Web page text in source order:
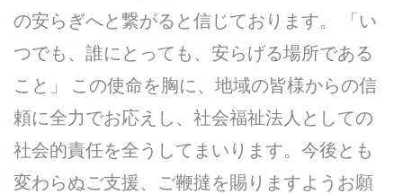
の安らぎへと繋がると信じております。 「い
つでも、誰にとっても、安らげる場所である
こと」 この使命を胸に、地域の皆様からの信
頼に全力でお応えし、社会福祉法人としての
社会的責任を全うしてまいります。今後とも
変わらぬご支援、ご鞭撻を賜りますようお願